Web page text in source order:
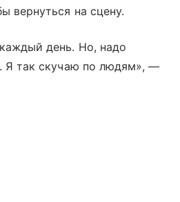
вернуться на сцену.
день. Но, надо
Я так скучаю по людям», —